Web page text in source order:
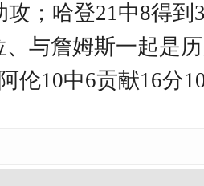
；哈登21中8得
詹姆斯一起是历
10中6贡献16分